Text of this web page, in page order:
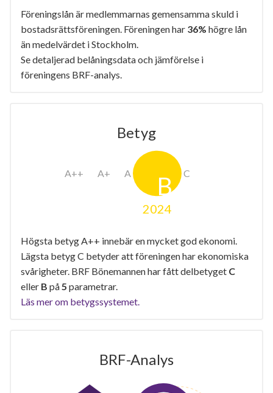
Föreningslån är medlemmarnas gemensamma skuld i
bostadsrättsföreningen. Föreningen har 36% högre lån
än medelvärdet i Stockholm.
Se detaljerad belåningsdata och jämförelse i
föreningens BRF-analys.
Betyg
2024
Högsta betyg A++ innebär en mycket god ekonomi.
Lägsta betyg C betyder att föreningen har ekonomiska
svårigheter. BRF Bönemannen har fått delbetyget C
eller B på5 parametrar.
Läs mer om betygssystemet.
BRF-Analys